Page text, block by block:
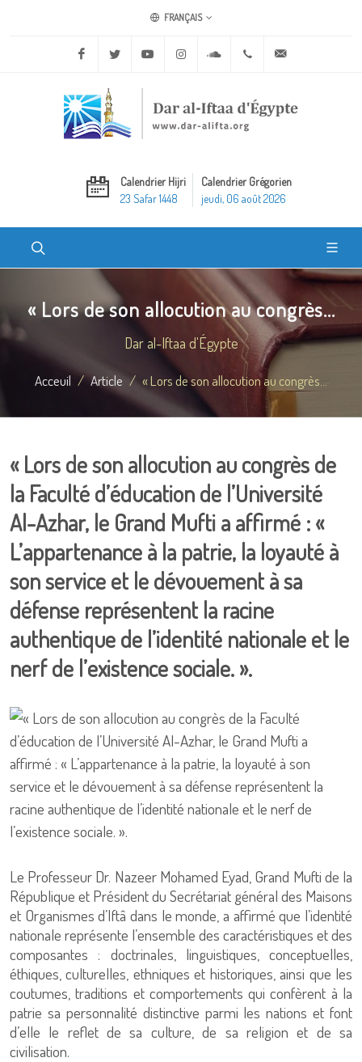
FRANÇAIS
Facebook Twitter Youtube Instagram Soundcloud+20 2 25970400
Calendrier Hijri
23 Safar 1448
Calendrier Grégorien
jeudi, 06 août 2026
« Lors de son allocution au congrès...
Dar al-Iftaa d'Égypte
Acceuil Article « Lors de son allocution au congrès...
« Lors de son allocution au congrès de
la Faculté d’éducation de l’Université
Al-Azhar, le Grand Mufti a affirmé : «
L’appartenance à la patrie, la loyauté à
son service et le dévouement à sa
défense représentent la racine
authentique de l’identité nationale et le
nerf de l’existence sociale. ».
Le Professeur Dr. Nazeer Mohamed Eyad, Grand Mufti de la
République et Président du Secrétariat général des Maisons
et Organismes d’Iftâ dans le monde, a affirmé que l’identité
nationale représente l’ensemble des caractéristiques et des
composantes : doctrinales, linguistiques, conceptuelles,
éthiques, culturelles, ethniques et historiques, ainsi que les
coutumes, traditions et comportements qui confèrent à la
patrie sa personnalité distinctive parmi les nations et font
d’elle le reflet de sa culture, de sa religion et de sa
civilisation.